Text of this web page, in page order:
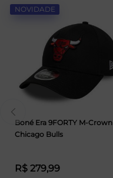
NOVIDADE
Boné Era 9FORTY M-Crown
Chicago Bulls
R$ 279,99